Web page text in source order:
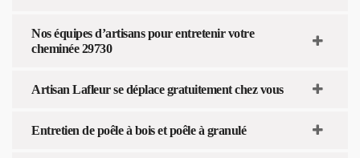
Nos équipes d’artisans pour entretenir votre
cheminée 29730
Artisan Lafleur se déplace gratuitement chez vous
Entretien de poêle à bois et poêle à granulé